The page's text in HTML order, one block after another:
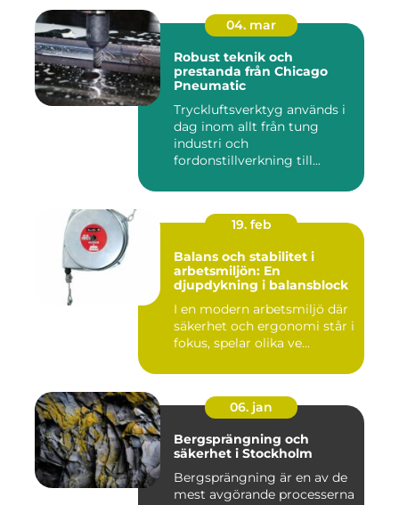
04. mar
Robust teknik och
prestanda från Chicago
Pneumatic
Tryckluftsverktyg används i
dag inom allt från tung
industri och
fordonstillverkning till...
19. feb
Balans och stabilitet i
arbetsmiljön: En
djupdykning i balansblock
I en modern arbetsmiljö där
säkerhet och ergonomi står i
fokus, spelar olika ve...
06. jan
Bergsprängning och
säkerhet i Stockholm
Bergsprängning är en av de
mest avgörande processerna